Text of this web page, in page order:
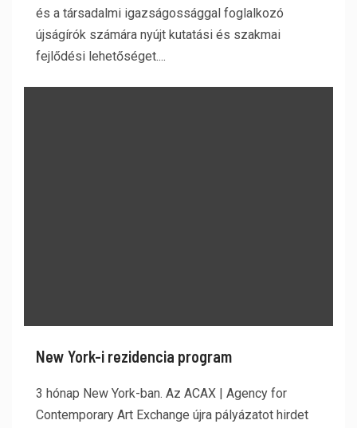
és a társadalmi igazságossággal foglalkozó
újságírók számára nyújt kutatási és szakmai
fejlődési lehetőséget....
New York-i rezidencia program
3 hónap New York-ban. Az ACAX | Agency for
Contemporary Art Exchange újra pályázatot hirdet